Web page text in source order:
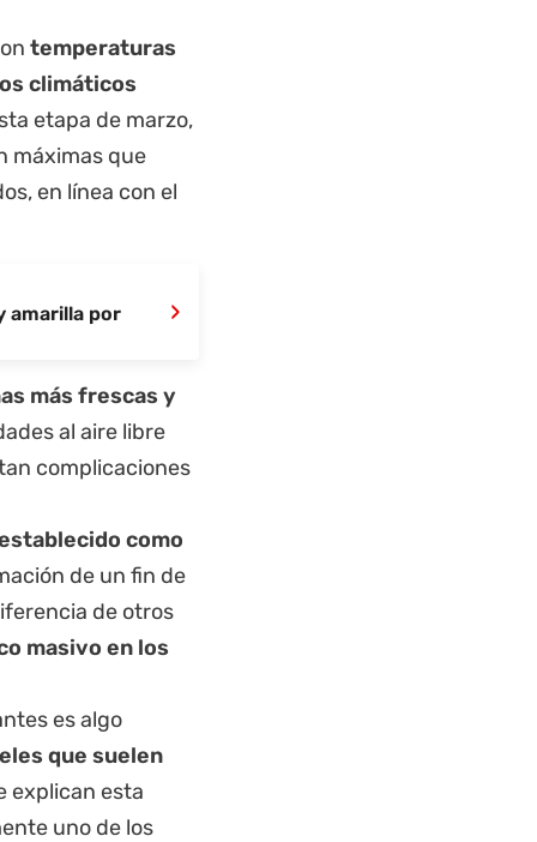
temperaturas
climáticos
etapa de marzo,
máximas que
en línea con el
amarilla por ›
más frescas y
al aire libre
complicaciones
como
de un fin de
de otros
masivo en los
es algo
que suelen
explican esta
uno de los